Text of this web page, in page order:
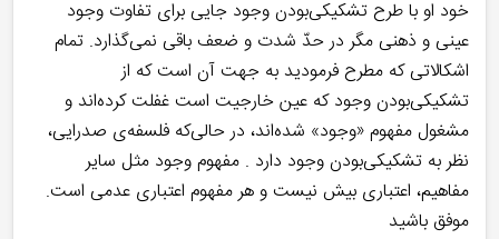
خود او با طرح تشکیکی‌بودن وجود جایی برای تفاوت وجود
عینی و ذهنی مگر در حدّ شدت و ضعف باقی نمی‌گذارد. تمام
اشکالاتی که مطرح فرمودید به جهت آن است که از
تشکیکی‌بودن وجود که عین خارجیت است غفلت کرده‌اند و
مشغول مفهوم «وجود» شده‌اند، در حالی‌که فلسفه‌ی صدرایی،
نظر به تشکیکی‌بودن وجود دارد . مفهوم وجود مثل سایر
مفاهیم، اعتباری بیش نیست و هر مفهوم اعتباری عدمی است.
موفق باشید